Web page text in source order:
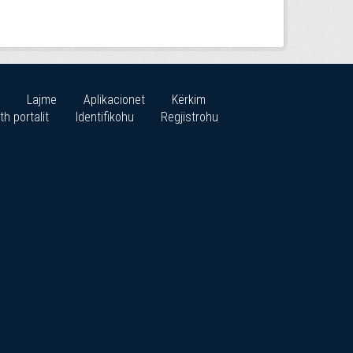
Lajme Aplikacionet
Kërkim
portalit
Identifikohu Regjistrohu